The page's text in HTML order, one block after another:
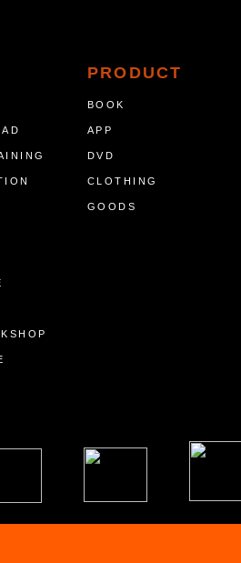
PRODUCT
BOOK
APP
DVD
CLOTHING
GOODS